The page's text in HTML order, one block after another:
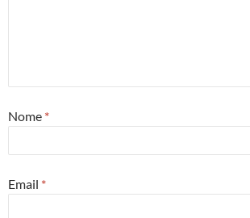
Nome *
Email *